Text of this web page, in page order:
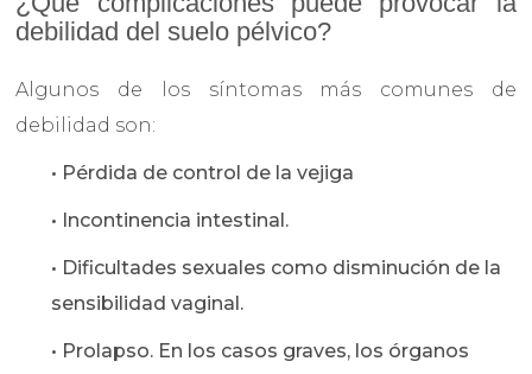
debilidad del suelo pélvico?
Algunos de los síntomas más comunes de
debilidad son:
• Pérdida de control de la vejiga
• Incontinencia intestinal.
• Dificultades sexuales como disminución de la
sensibilidad vaginal.
• Prolapso. En los casos graves, los órganos